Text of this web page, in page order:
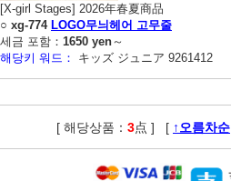
[X-girl Stages] 2026年春夏商品
○ xg-774 LOGO무늬헤어 고무줄
세금 포함： 1650 yen～
해당키 워드：
キッズ ジュニア 9261412
[ 해당상품： 3点 ] [ ↑오름차순